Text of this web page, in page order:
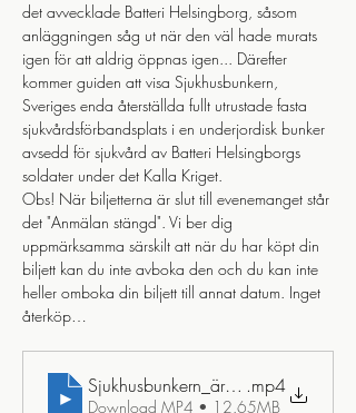
det avvecklade Batteri Helsingborg, såsom
anläggningen såg ut när den väl hade murats
igen för att aldrig öppnas igen... Därefter
kommer guiden att visa Sjukhusbunkern,
Sveriges enda återställda fullt utrustade fasta
sjukvårdsförbandsplats i en underjordisk bunker
avsedd för sjukvård av Batteri Helsingborgs
soldater under det Kalla Kriget.
Obs! När biljetterna är slut till evenemanget står
det "Anmälan stängd". Vi ber dig
uppmärksamma särskilt att när du har köpt din
biljett kan du inte avboka den och du kan inte
heller omboka din biljett till annat datum. Inget
återköp…
.mp4
Download MP4 • 12.65MB